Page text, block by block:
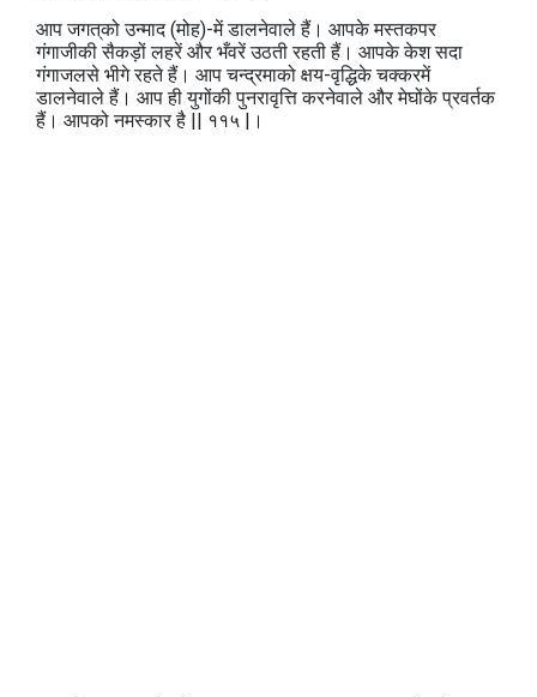
आप जगत्‌को उन्माद (मोह)-में डालनेवाले हैं। आपके मस्तकपर
गंगाजीकी सैकड़ों लहरें और भँवरें उठती रहती हैं। आपके केश सदा
गंगाजलसे भीगे रहते हैं। आप चन्द्रमाको क्षय-वृद्धिके चक्‍करमें
डालनेवाले हैं। आप ही युगोंकी पुनरावृत्ति करनेवाले और मेघोंके प्रवर्तक
हैं। आपको नमस्कार है || ११५ |।